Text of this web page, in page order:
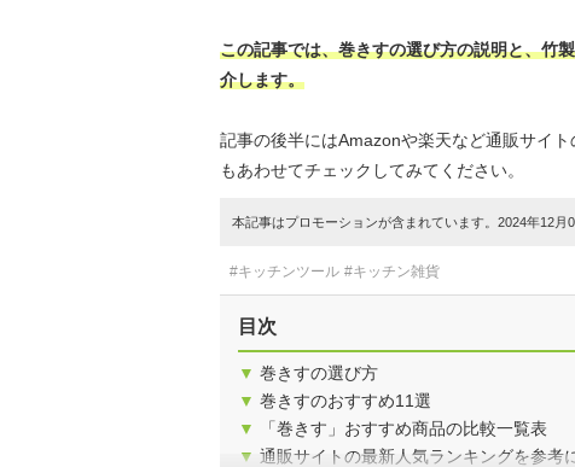
この記事では、巻きすの選び方の説明と、竹
介します。
記事の後半にはAmazonや楽天など通販サイ
もあわせてチェックしてみてください。
本記事はプロモーションが含まれています。2024年12月
#キッチンツール #キッチン雑貨
目次
▼ 巻きすの選び方
▼ 巻きすのおすすめ11選
▼
「巻きす」おすすめ商品の比較一覧表
▼ 通販サイトの最新人気ランキングを参考